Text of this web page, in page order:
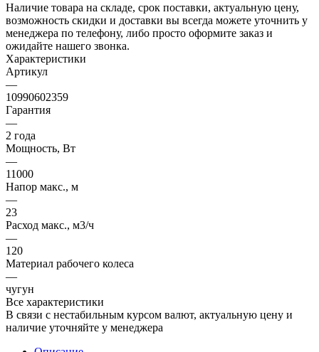
Наличие товара на складе, срок поставки, актуальную цену,
возможность скидки и доставки вы всегда можете уточнить у
менеджера по телефону, либо просто оформите заказ и
ожидайте нашего звонка.
Характеристики
Артикул
—
10990602359
Гарантия
—
2 года
Мощность, Вт
—
11000
Напор макс., м
—
23
Расход макс., м3/ч
—
120
Материал рабочего колеса
—
чугун
Все характеристики
В связи с нестабильным курсом валют, актуальную цену и
наличие уточняйте у менеджера